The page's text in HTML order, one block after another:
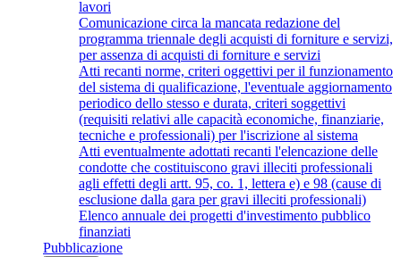
lavori
Comunicazione circa la mancata redazione del
programma triennale degli acquisti di forniture e servizi,
per assenza di acquisti di forniture e servizi
Atti recanti norme, criteri oggettivi per il funzionamento
del sistema di qualificazione, l'eventuale aggiornamento
periodico dello stesso e durata, criteri soggettivi
(requisiti relativi alle capacità economiche, finanziarie,
tecniche e professionali) per l'iscrizione al sistema
Atti eventualmente adottati recanti l'elencazione delle
condotte che costituiscono gravi illeciti professionali
agli effetti degli artt. 95, co. 1, lettera e) e 98 (cause di
esclusione dalla gara per gravi illeciti professionali)
Elenco annuale dei progetti d'investimento pubblico
finanziati
Pubblicazione